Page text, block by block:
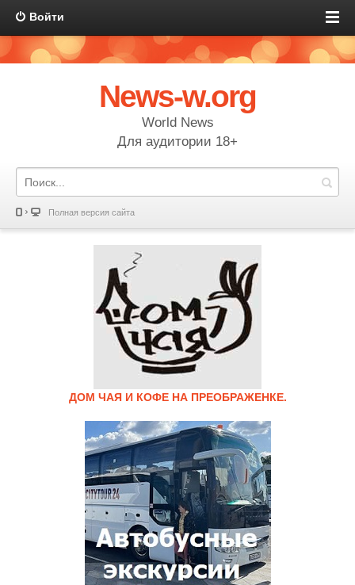
Войти
News-w.org
World News
Для аудитории 18+
Полная версия сайта
ДОМ ЧАЯ И КОФЕ НА ПРЕОБРАЖЕНКЕ.